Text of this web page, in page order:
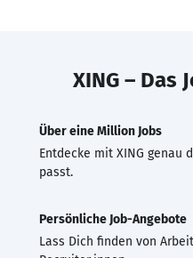
XING – Das
Über eine Million Jobs
Entdecke mit XING genau
passt.
Persönliche Job-Angebote
Lass Dich finden von